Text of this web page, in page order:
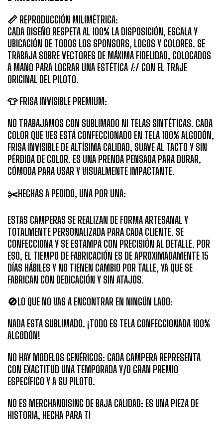
📏 REPRODUCCIÓN MILIMÉTRICA:
CADA DISEÑO RESPETA AL 100% LA DISPOSICIÓN, ESCALA Y
UBICACIÓN DE TODOS LOS SPONSORS, LOGOS Y COLORES. SE
TRABAJA SOBREVECTORES DE MÁXIMA FIDELIDAD, COLOCADOS
A MANO PARA LOGRAR UNA ESTÉTICA 1:1CON EL TRAJE
ORIGINAL DEL PILOTO.
👕 FRISA INVISIBLE PREMIUM:
NO TRABAJAMOS CON SUBLIMADO NI TELAS SINTÉTICAS. CADA
COLOR QUE VES ESTÁ CONFECCIONADO EN TELA 100% ALGODÓN,
FRISA INVISIBLE DE ALTÍSIMA CALIDAD, SUAVE AL TACTO Y SIN
PÉRDIDA DE COLOR. ES UNA PRENDA PENSADA PARA DURAR,
CÓMODA PARA USAR Y VISUALMENTE IMPACTANTE.
✂️HECHAS A PEDIDO, UNA POR UNA:
ESTAS CAMPERAS SE REALIZAN DE FORMA ARTESANAL Y
TOTALMENTE PERSONALIZADA PARA CADA CLIENTE. SE
CONFECCIONA Y SE ESTAMPA CON PRECISIÓN AL DETALLE. POR
ESO, EL TIEMPO DE FABRICACIÓN ES DE APROXIMADAMENTE 15
DÍAS HÁBILES Y NO TIENEN CAMBIO POR TALLE, YA QUE SE
FABRICAN CON DEDICACIÓN Y SIN ATAJOS.
🚫LO QUE NO VAS A ENCONTRAR EN NINGÚN LADO:
NADA ESTA SUBLIMADO. ¡TODO ES TELA CONFECCIONADA 100%
ALGODÓN!
NO HAY MODELOS GENÉRICOS: CADA CAMPERA REPRESENTA
CON EXACTITUD UNA TEMPORADA Y/O GRAN PREMIO
ESPECÍFICO Y A SU PILOTO.
NO ES MERCHANDISING DE BAJA CALIDAD: ES UNA PIEZA DE
HISTORIA, HECHA PARA TI